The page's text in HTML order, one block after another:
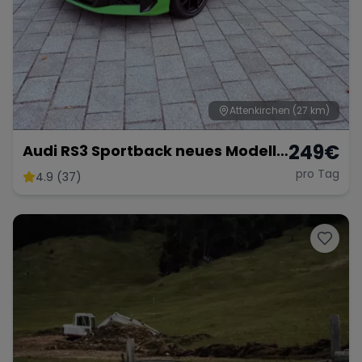
Attenkirchen (27 km)
Audi RS3 Sportback neues Modell
2025
4.9 (37)
249€
pro Tag